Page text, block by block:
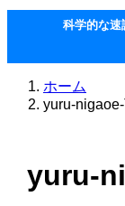
科学的な速
ホーム
yuru-
yuru-